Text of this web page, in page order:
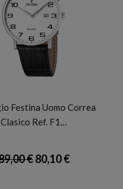
Festina Uomo Correa
Clasico Ref. F1…
€80,10 €